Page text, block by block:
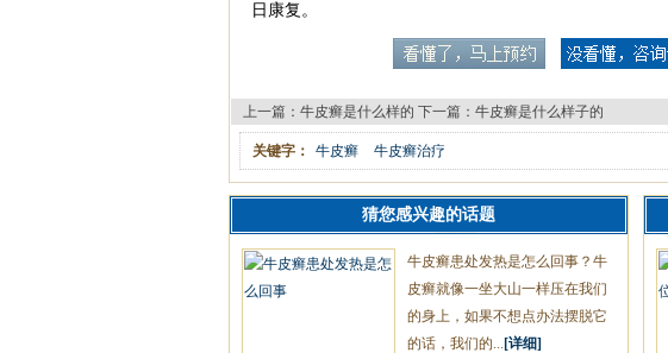
日康复。
上一篇： 牛皮癣是什么样的 下一篇： 牛皮癣是什么样子的
关键字： 牛皮癣 牛皮癣治疗
猜您感兴趣的话题
牛皮癣患处发热是怎么回事？牛
皮癣就像一坐大山一样压在我们
的身上，如果不想点办法摆脱它
的话，我们的... [详细]